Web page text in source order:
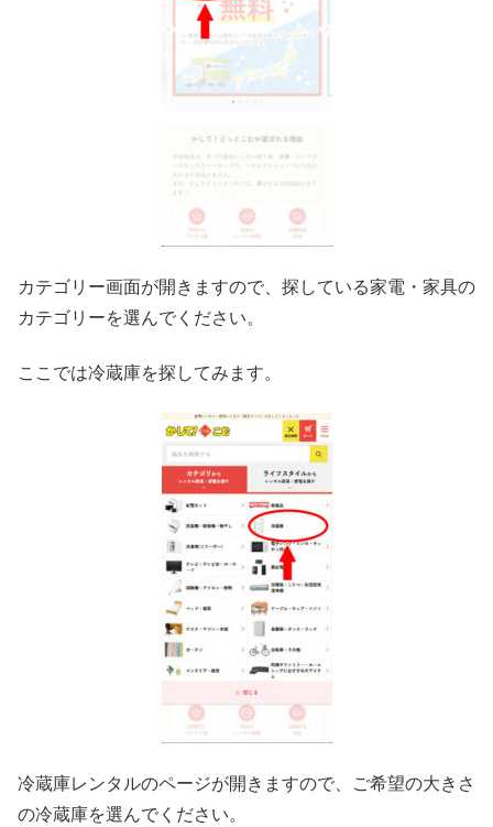
カテゴリー画面が開きますので、探している家電・家具の
カテゴリーを選んでください。
ここでは冷蔵庫を探してみます。
冷蔵庫レンタルのページが開きますので、ご希望の大きさ
の冷蔵庫を選んでください。